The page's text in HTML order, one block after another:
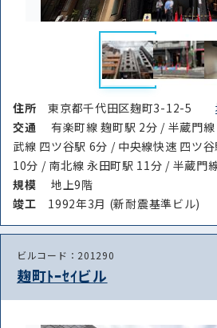
住所東京都千代田区麹町3-12-5
交通
有楽町線 麹町駅 2分 / 半蔵門
武線 四ツ谷駅 6分 / 中央線快速 四ツ
10分 / 南北線 永田町駅 11分 / 半蔵門
規模
地上9階
竣⼯ 1992年3月 (新耐震基準ビル)
ビルコード：201290
麹町ﾄｰｾｲビル